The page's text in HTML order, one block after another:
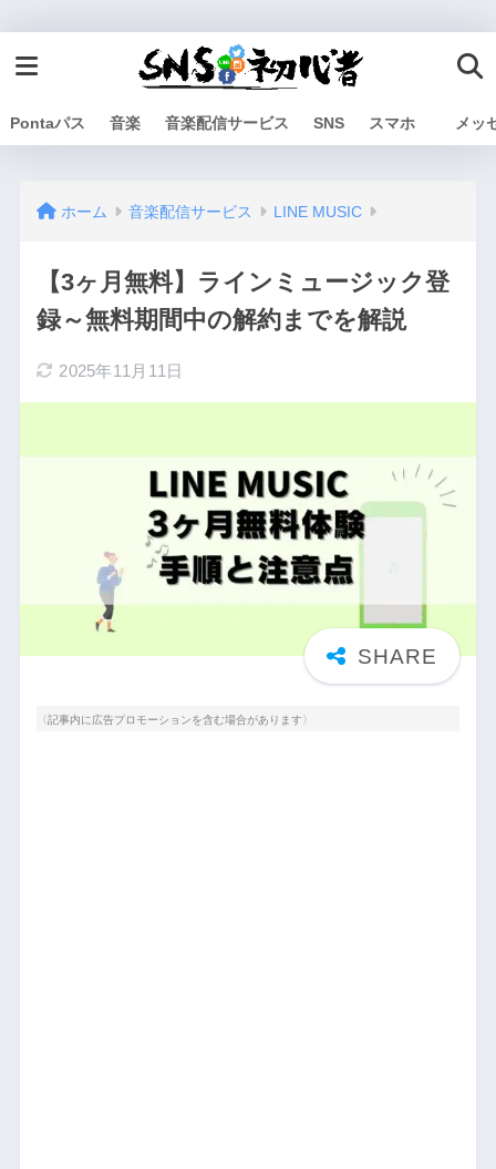
Pontaパス 音楽 音楽配信サービス SNS スマホ メッ
ホーム 音楽配信サービス LINE MUSIC
【3ヶ月無料】ラインミュージック登
録～無料期間中の解約までを解説
2025年11月11日
〈記事内に広告プロモーションを含む場合があります〉